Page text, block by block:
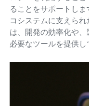
ることをサポートし
コシステムに支えら
は、開発の効率化や
必要なツールを提供し